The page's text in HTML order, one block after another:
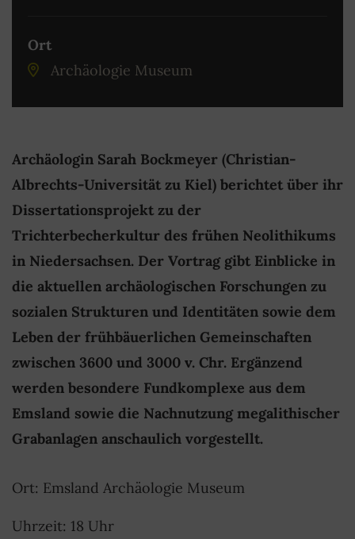
Ort
Archäologie Museum
Archäologin Sarah Bockmeyer (Christian-
Albrechts-Universität zu Kiel) berichtet über ihr
Dissertationsprojekt zu der
Trichterbecherkultur des frühen Neolithikums
in Niedersachsen. Der Vortrag gibt Einblicke in
die aktuellen archäologischen Forschungen zu
sozialen Strukturen und Identitäten sowie dem
Leben der frühbäuerlichen Gemeinschaften
zwischen 3600 und 3000 v. Chr. Ergänzend
werden besondere Fundkomplexe aus dem
Emsland sowie die Nachnutzung megalithischer
Grabanlagen anschaulich vorgestellt.
Ort: Emsland Archäologie Museum
Uhrzeit: 18 Uhr